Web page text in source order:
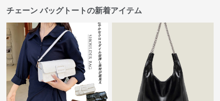
チェーン バッグトートの新着アイテム